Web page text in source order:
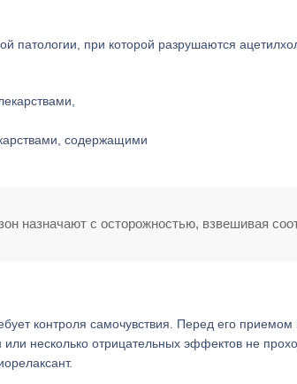
патологии, при которой разрушаются
содержащими
назначают с осторожностью, взвешивая
контроля самочувствия. Перед его
несколько отрицательных эффектов не